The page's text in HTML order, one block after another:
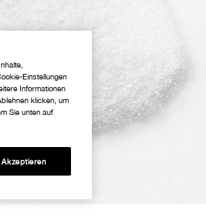
Einstellungen
Informationen
klicken, um
Sie unten auf
Akzeptieren